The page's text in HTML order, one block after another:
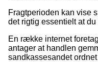
Fragtperioden kan vise
det rigtig essentielt at
En række internet
antager at handlen
sandkassesandet